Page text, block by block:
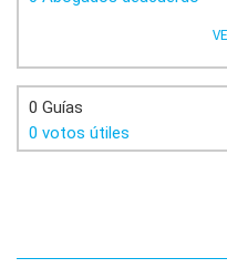
0 Guías
0 votos útiles